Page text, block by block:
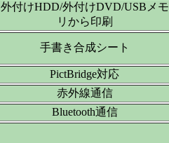
外付けHDD/外付けDVD/USBメモ
リから印刷
手書き合成シート
PictBridge対応
赤外線通信
Bluetooth通信